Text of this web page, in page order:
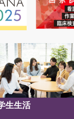
生生活